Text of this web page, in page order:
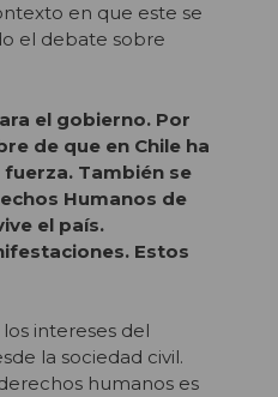
en que este se
el debate sobre
el gobierno. Por
de que en Chile ha
También se
Humanos de
el país.
Estos
intereses del
la sociedad civil.
humanos es